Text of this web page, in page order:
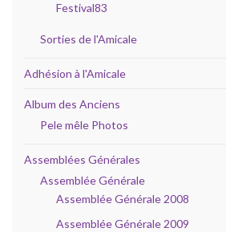
Festival83
Sorties de l'Amicale
Adhésion à l'Amicale
Album des Anciens
Pele mêle Photos
Assemblées Générales
Assemblée Générale
Assemblée Générale 2008
Assemblée Générale 2009